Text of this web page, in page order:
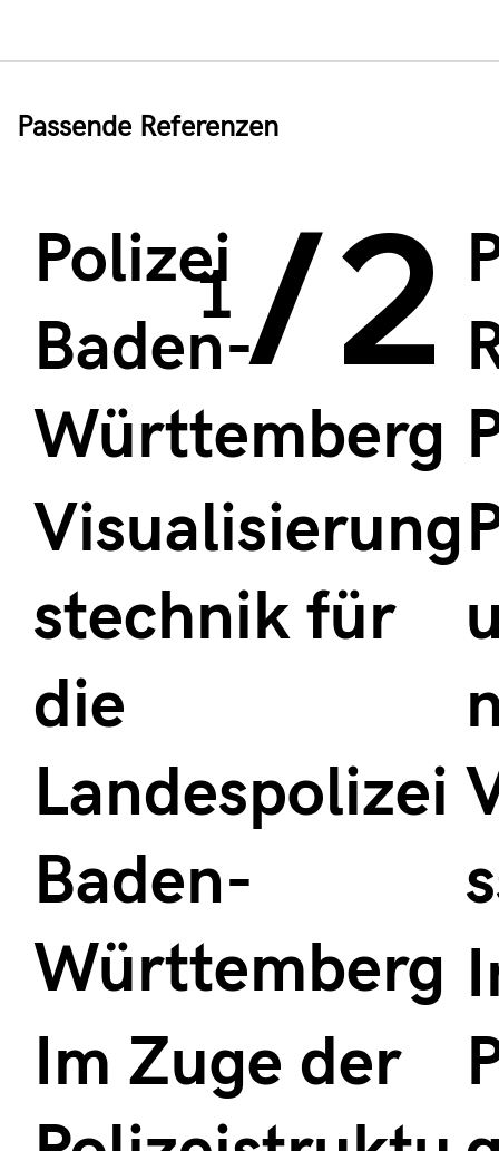
Polizei
Baden-
Württemberg
Visualisierung
stechnik für
die
Landespolizei
Baden-
Württemberg
Im Zuge der
2
/
1
Passende Referenzen